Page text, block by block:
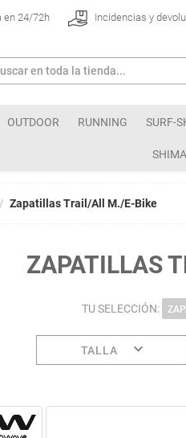
en 24/72h Incidencias y
OUTDOOR RUNNING SURF-
Zapatillas Trail/All M./E-Bike
ZAPATILLAS
TU SELECCIÓN:
TALLA